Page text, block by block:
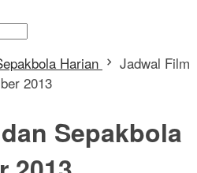
Harian
Jadwal Film
2013
Sepakbola